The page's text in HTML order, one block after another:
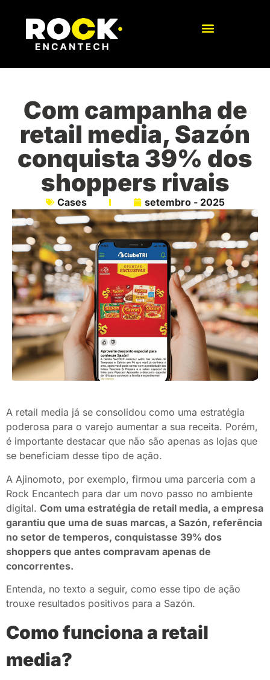
Com campanha de
retail media, Sazón
conquista 39% dos
shoppers rivais
Cases setembro - 2025
A retail media já se consolidou como uma estratégia
poderosa para o varejo aumentar a sua receita. Porém,
é importante destacar que não são apenas as lojas que
se beneficiam desse tipo de ação.
A Ajinomoto, por exemplo, firmou uma parceria com a
Rock Encantech para dar um novo passo no ambiente
digital. Com uma estratégia de retail media, a empresa
garantiu que uma de suas marcas, a Sazón, referência
no setor de temperos, conquistasse 39% dos
shoppers que antes compravam apenas de
concorrentes.
Entenda, no texto a seguir, como esse tipo de ação
trouxe resultados positivos para a Sazón.
Como funciona a retail
media?